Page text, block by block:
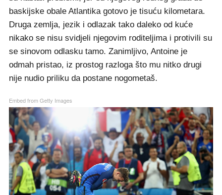
baskijske obale Atlantika gotovo je tisuću kilometara.
Druga zemlja, jezik i odlazak tako daleko od kuće
nikako se nisu svidjeli njegovim roditeljima i protivili su
se sinovom odlasku tamo. Zanimljivo, Antoine je
odmah pristao, iz prostog razloga što mu nitko drugi
nije nudio priliku da postane nogometaš.
Embed from Getty Images